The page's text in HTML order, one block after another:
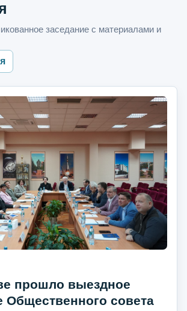
заседание с материалами и
прошло выездное
Общественного совета